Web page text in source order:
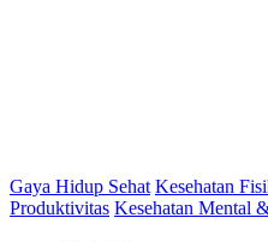
Gaya Hidup Sehat Kesehatan
Produktivitas Kesehatan Mental